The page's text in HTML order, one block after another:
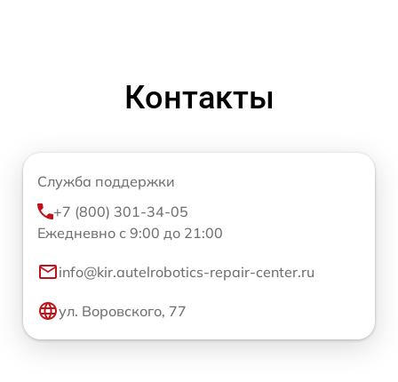
Контакты
Служба поддержки
+7 (800) 301-34-05
Ежедневно с 9:00 до 21:00
info@kir.autelrobotics-repair-center.ru
ул. Воровского, 77